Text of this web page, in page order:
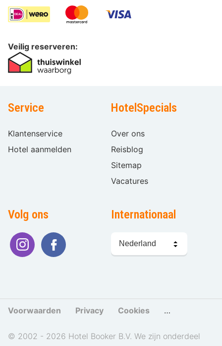
Veilig reserveren:
Service
Klantenservice
Hotel aanmelden
HotelSpecials
Over ons
Reisblog
Sitemap
Vacatures
Volg ons Internationaal
kiezen
Voorwaarden Privacy Cookies Cookies
© 2002 - 2026 Hotel Booker B.V. We zijn onderdeel